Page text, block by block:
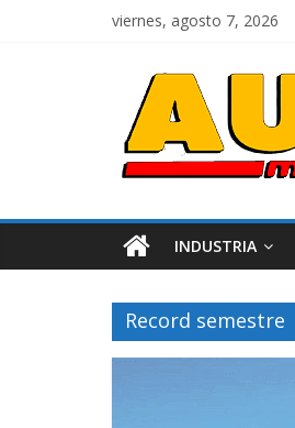
viernes, agosto 7, 2026
INDUSTRIA
Record semestre